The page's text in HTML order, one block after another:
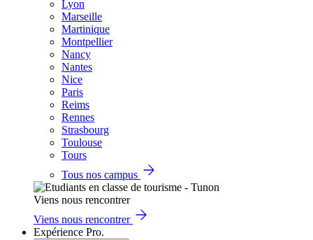
Lyon
Marseille
Martinique
Montpellier
Nancy
Nantes
Nice
Paris
Reims
Rennes
Strasbourg
Toulouse
Tours
Tous nos campus
Viens nous rencontrer
Viens nous rencontrer
Expérience Pro.